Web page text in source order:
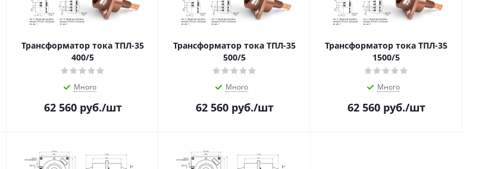
Трансформатор тока ТПЛ-35
400/5
Много
62 560руб./шт
Трансформатор тока ТПЛ-35
500/5
Много
62 560руб./шт
Трансформатор тока ТПЛ-35
1500/5
Много
62 560руб./шт